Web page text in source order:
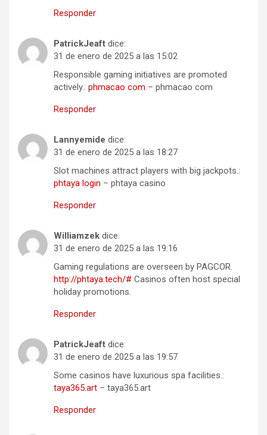
Responder
PatrickJeaft dice:
31 de enero de 2025 a las 15:02
Responsible gaming initiatives are promoted
actively.: phmacao com – phmacao com
Responder
Lannyemide dice:
31 de enero de 2025 a las 18:27
Slot machines attract players with big jackpots.:
phtaya login – phtaya casino
Responder
Williamzek dice:
31 de enero de 2025 a las 19:16
Gaming regulations are overseen by PAGCOR.
http://phtaya.tech/# Casinos often host special
holiday promotions.
Responder
PatrickJeaft dice:
31 de enero de 2025 a las 19:57
Some casinos have luxurious spa facilities.:
taya365.art – taya365.art
Responder